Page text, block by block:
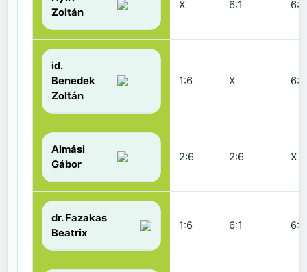
Zoltán
X 6:1 6:2
id.
Benedek
Zoltán
1:6 X 6:2
Almási
Gábor
2:6 2:6 X
dr. Fazakas
Beatrix
1:6 6:1 6:0